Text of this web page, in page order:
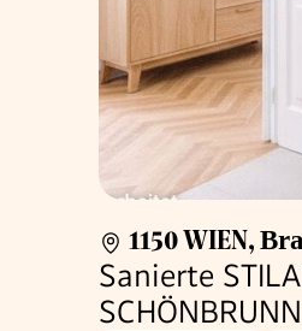
1150 WIEN,
Sanierte